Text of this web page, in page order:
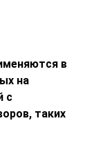
в
на
с
таких